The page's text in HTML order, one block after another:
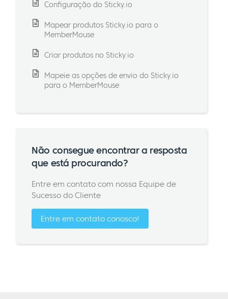
Configuração do Sticky.io
Mapear produtos Sticky.io para o
MemberMouse
Criar produtos no Sticky.io
Mapeie as opções de envio do Sticky.io
para o MemberMouse
Não consegue encontrar a resposta
que está procurando?
Entre em contato com nossa Equipe de
Sucesso do Cliente
Entre em contato conosco!